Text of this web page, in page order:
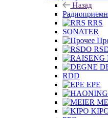
Назад
RRS
SONATER
RDD
EPE